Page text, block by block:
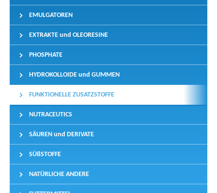
EMULGATOREN
EXTRAKTE und OLEORESINE
PHOSPHATE
HYDROKOLLOIDE und GUMMEN
FUNKTIONELLE ZUSATZSTOFFE
NUTRACEUTICS
SÄUREN und DERIVATE
SÜßSTOFFE
NATÜRLICHE ANDERE